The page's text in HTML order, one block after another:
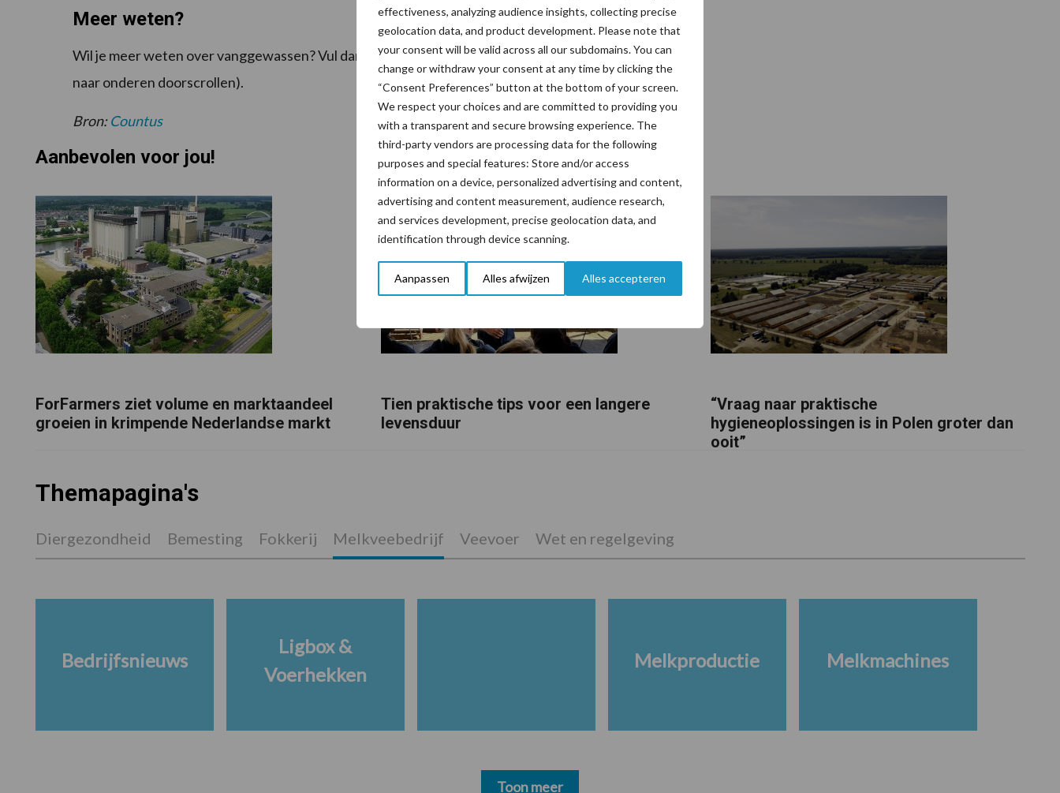
effectiveness, analyzing audience insights, collecting precise
geolocation data, and product development. Please note that
your consent will be valid across all our subdomains. You can
change or withdraw your consent at any time by clicking the
“Consent Preferences” button at the bottom of your screen.
We respect your choices and are committed to providing you
with a transparent and secure browsing experience. The
third-party vendors are processing data for the following
purposes and special features: Store and/or access
information on a device, personalized advertising and content,
advertising and content measurement, audience research,
and services development, precise geolocation data, and
identification through device scanning.
Aanpassen Alles afwijzen Alles accepteren
Meer weten?
Wil je meer weten over vanggewassen? Vul dan hetcontactformulier van Countusin (even helemaal
naar onderen doorscrollen).
Bron:Countus
Aanbevolen voor jou!
ForFarmers ziet volume en marktaandeel
groeien in krimpende Nederlandse markt
Tien praktische tips voor een langere
levensduur
“Vraag naar praktische
hygieneoplossingen is in Polen groter dan
ooit”
Themapagina's
Diergezondheid Bemesting Fokkerij Melkveebedrijf Veevoer Wet en regelgeving
Bedrijfsnieuws
Ligbox &
Voerhekken
Melkproductie Melkmachines
Toon meer